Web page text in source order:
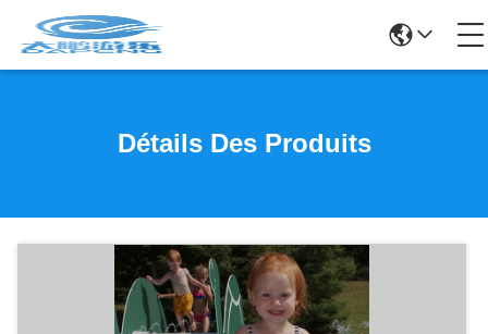
Détails Des Produits